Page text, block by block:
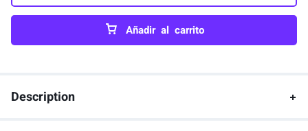
Añadir al carrito
Description